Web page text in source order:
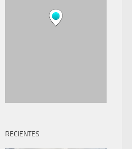
RECIENTES